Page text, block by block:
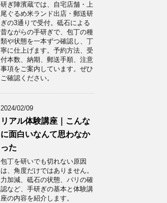
研ぎ陣濱蔵では、自宅店舗・上
尾ぐるめ米ランド出店・郵送研
ぎの3通りで受付。砥石による
昔ながらの手研ぎで、包丁の種
類や状態を一本ずつ確認し、丁
寧に仕上げます。予約方法、受
付本数、納期、郵送手順、注意
事項をご案内しています。ぜひ
ご確認ください。
2024/02/09
リアル体験講座｜こんな
に面白いなんて思わなか
った
包丁を研いでも切れない原因
は、角度だけではありません。
力加減、砥石の状態、バリの確
認など、手研ぎの基本と体験講
座の内容を紹介します。